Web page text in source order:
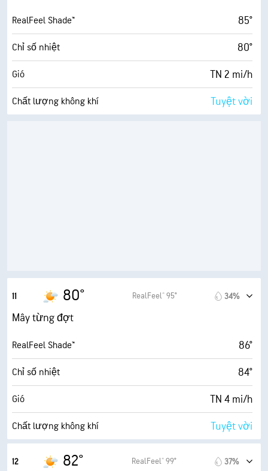
Điểm sương 73° F
AccuLumen Brightness Index™ 3 (Mờ)
Mật độ mây 85%
Mưa 0.03 inch
RealFeel Shade™ 85°
Chỉ số nhiệt 80°
Gió TN 2 mi/h
Chất lượng không khí Tuyệt vời
Tầm nhìn 5 dặm
Trần mây
11 80° RealFeel® 95° 34%
Mây từng đợt
RealFeel Shade™ 86°
Chỉ số nhiệt 84°
Gió TN 4 mi/h
Chất lượng không khí Tuyệt vời
Chỉ số UV tối đa
12 82° RealFeel® 99° 37%